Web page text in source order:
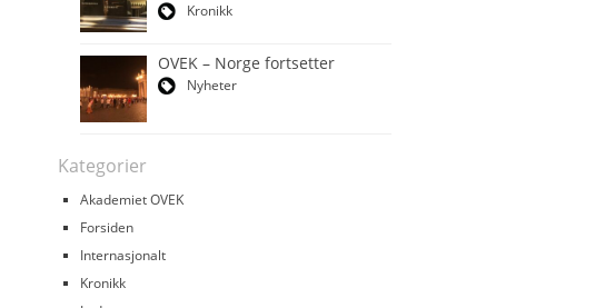
Kronikk
OVEK – Norge fortsetter
Nyheter
Kategorier
Akademiet OVEK
Forsiden
Internasjonalt
Kronikk